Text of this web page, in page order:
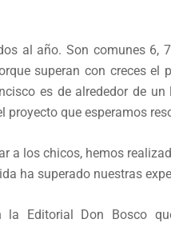
al año. Son comunes 6,
superan con creces el
es de alrededor de
proyecto que esperamos
a los chicos, hemos
ha superado nuestras
la Editorial Don Bosco